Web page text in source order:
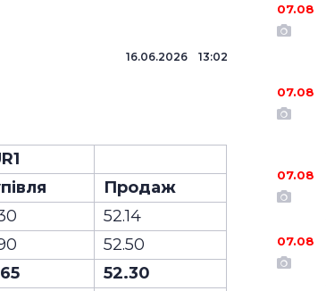
16.06.2026 13:02
Продаж
52.14
52.50
52.30
07.08
07.08
07.08
07.08